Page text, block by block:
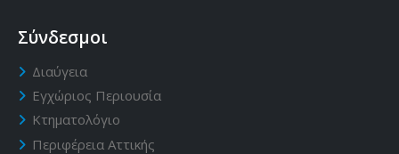
Σύνδεσμοι
Διαύγεια
Εγχώριος Περιουσία
Κτηματολόγιο
Περιφέρεια Αττικής